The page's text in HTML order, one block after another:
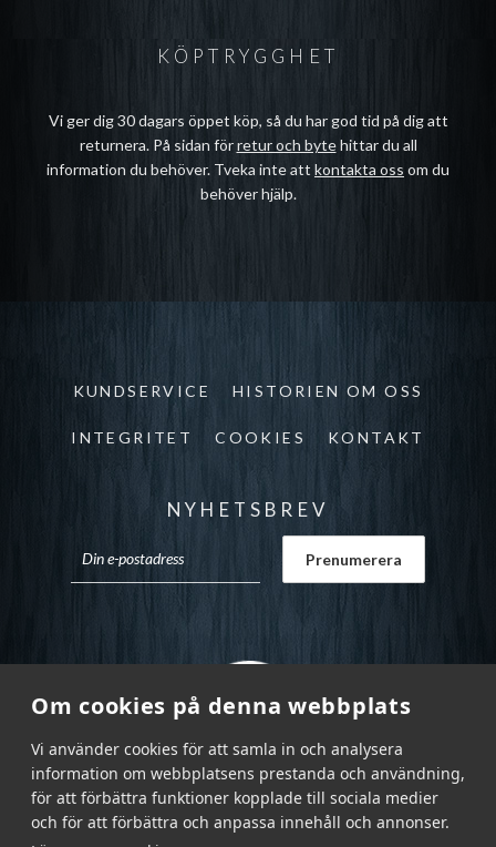
Om cookies på denna webbplats
Vi använder cookies för att samla in och analysera
information om webbplatsens prestanda och användning,
för att förbättra funktioner kopplade till sociala medier
och för att förbättra och anpassa innehåll och annonser.
KÖPTRYGGHET
Vi ger dig 30 dagars öppet köp, så du har god tid på dig att
returnera. På sidan förretur och bytehittar du all
information du behöver. Tveka inte att kontakta oss om du
behöver hjälp.
KUNDSERVICE HISTORIEN OM OSS
INTEGRITET COOKIES KONTAKT
NYHETSBREV